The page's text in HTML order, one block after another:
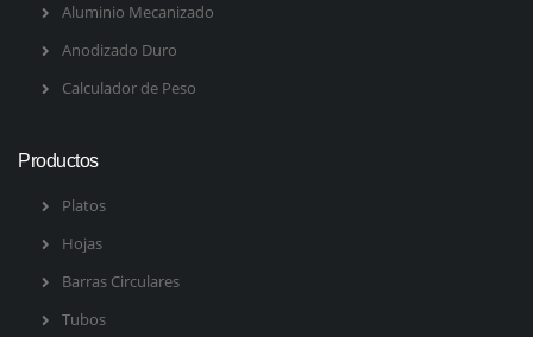
Aluminio Mecanizado
Anodizado Duro
Calculador de Peso
Productos
Platos
Hojas
Barras Circulares
Tubos